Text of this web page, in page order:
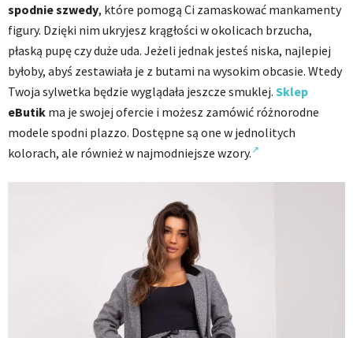
spodnie szwedy, które pomogą Ci zamaskować mankamenty
figury. Dzięki nim ukryjesz krągłości w okolicach brzucha,
płaską pupę czy duże uda. Jeżeli jednak jesteś niska, najlepiej
byłoby, abyś zestawiała je z butami na wysokim obcasie. Wtedy
Twoja sylwetka będzie wyglądała jeszcze smuklej. Sklep
eButik ma je swojej ofercie i możesz zamówić różnorodne
modele spodni plazzo. Dostępne są one w jednolitych
kolorach, ale również w najmodniejsze wzory.